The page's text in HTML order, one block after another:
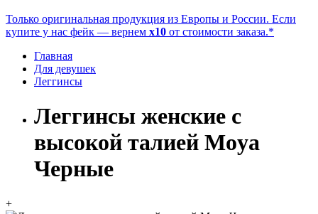
Только оригинальная продукция из Европы и России. Если
купите у нас фейк — вернем x10 от стоимости заказа.*
Главная
Для девушек
Леггинсы
Леггинсы женские с
высокой талией Moya
Черные
+